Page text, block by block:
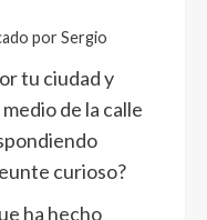
por Sergio
tu ciudad y
de la calle
curioso?
ha hecho